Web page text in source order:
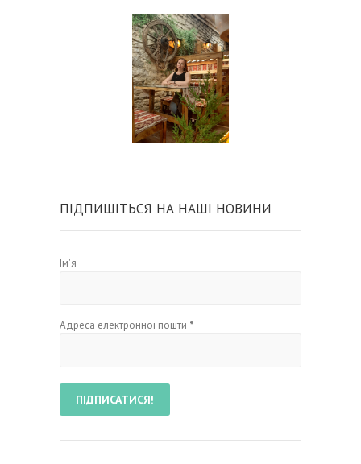
ПІДПИШІТЬСЯ НА НАШІ НОВИНИ
Ім'я
Адреса електронної пошти *